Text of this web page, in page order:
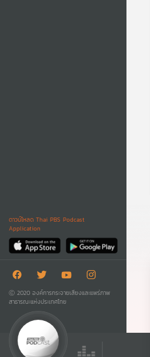
ดาวน์โหลด Thai PBS Podcast
Application
Ⓒ 2020 องค์การกระจายเสียงและแพร่ภาพ
สาธารณะแห่งประเทศไทย